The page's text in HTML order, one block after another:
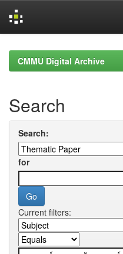
navigationCMMU Digital Archive
Search
Search:
for
Current filters: